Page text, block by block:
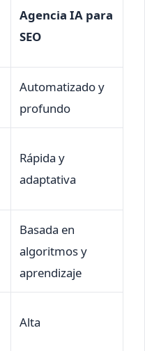
Agencia IA para
SEO
Automatizado y
profundo
Rápida y
adaptativa
Basada en
algoritmos y
aprendizaje
Alta